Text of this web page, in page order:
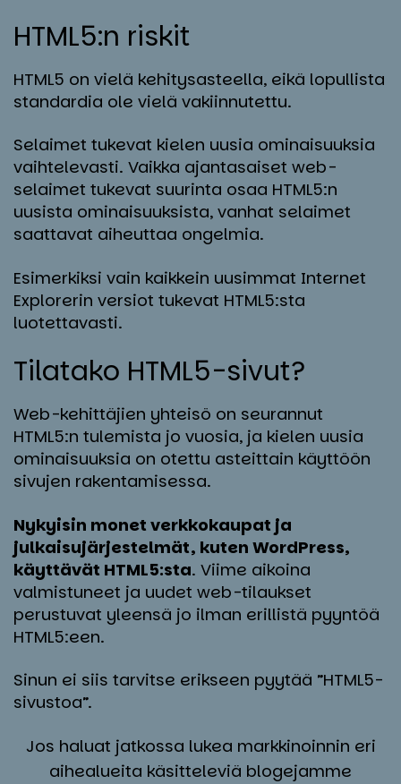
HTML5:n ris­kit
HTML5 on vielä kehitysasteella, eikä lopullista
standardia ole vielä vakiinnutettu.
Selaimet tukevat kielen uusia ominaisuuksia
vaihtelevasti. Vaikka ajantasaiset web-
selaimet tukevat suurinta osaa HTML5:n
uusista ominaisuuksista, vanhat selaimet
saattavat aiheuttaa ongelmia.
Esimerkiksi vain kaikkein uusimmat Internet
Explorerin versiot tukevat HTML5:sta
luotettavasti.
Ti­la­ta­ko HTML5-si­vut?
Web-kehittäjien yhteisö on seurannut
HTML5:n tulemista jo vuosia, ja kielen uusia
ominaisuuksia on otettu asteittain käyttöön
sivujen rakentamisessa.
Nykyisin monet verkkokaupat ja
julkaisujärjestelmät, kuten WordPress,
käyttävät HTML5:sta. Viime aikoina
valmistuneet ja uudet web-tilaukset
perustuvat yleensä jo ilman erillistä pyyntöä
HTML5:een.
Sinun ei siis tarvitse erikseen pyytää ”HTML5-
sivustoa”.
Jos haluat jatkossa lukea markkinoinnin eri
aihealueita käsitteleviä blogejamme